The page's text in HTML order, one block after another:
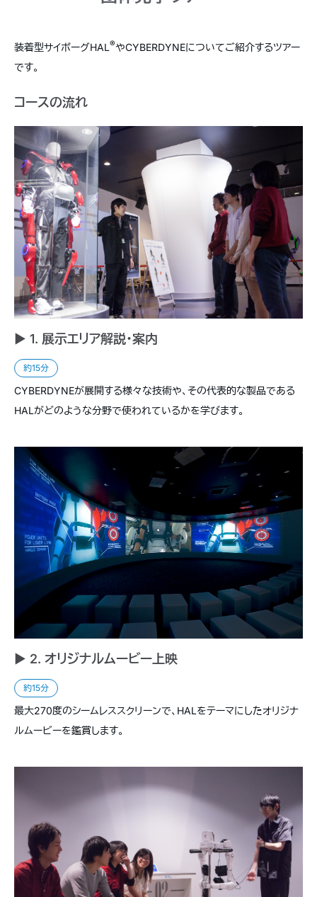
装着型サイボーグHAL®やCYBERDYNEについてご紹介するツアー
です。
コースの流れ
► 1. 展示エリア解説・案内
約15分
CYBERDYNEが展開する様々な技術や、その代表的な製品である
HALがどのような分野で使われているかを学びます。
► 2. オリジナルムービー上映
約15分
最大270度のシームレススクリーンで、HALをテーマにしたオリジナ
ルムービーを鑑賞します。